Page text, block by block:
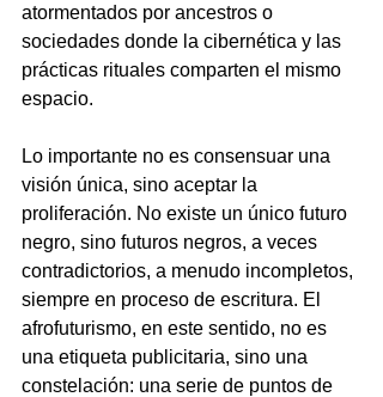
atormentados por ancestros o
sociedades donde la cibernética y las
prácticas rituales comparten el mismo
espacio.
Lo importante no es consensuar una
visión única, sino aceptar la
proliferación. No existe un único futuro
negro, sino futuros negros, a veces
contradictorios, a menudo incompletos,
siempre en proceso de escritura. El
afrofuturismo, en este sentido, no es
una etiqueta publicitaria, sino una
constelación: una serie de puntos de